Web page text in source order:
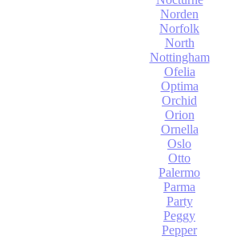
Norden
Norfolk
North
Nottingham
Ofelia
Optima
Orchid
Orion
Ornella
Oslo
Otto
Palermo
Parma
Party
Peggy
Pepper